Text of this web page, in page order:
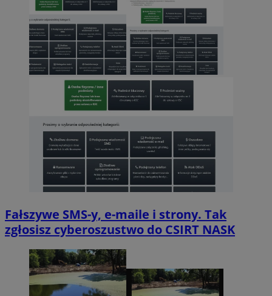
Fałszywe SMS-y, e-maile i strony. Tak
zgłosisz cyberoszustwo do CSIRT NASK